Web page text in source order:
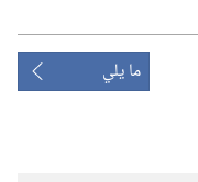
ما يلي